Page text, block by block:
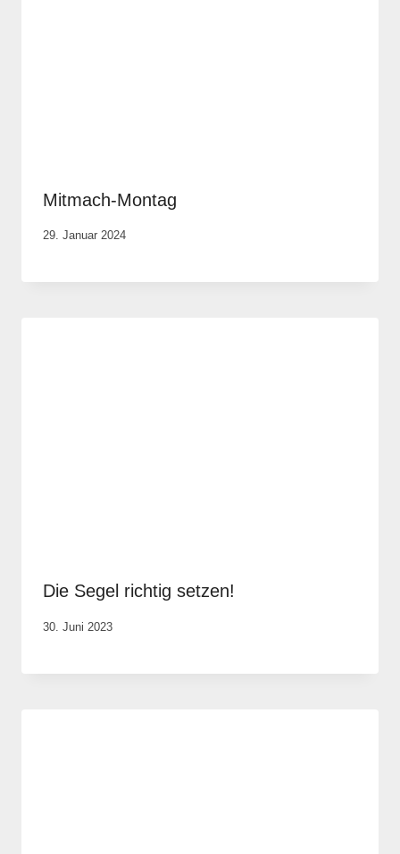
Mitmach-Montag
Von
Krause
29. Januar 2024
Die Segel richtig setzen!
Von
Justh
30. Juni 2023